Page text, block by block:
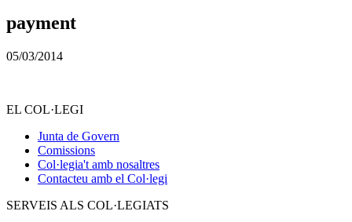
payment
05/03/2014
EL COL·LEGI
Junta de Govern
Comissions
Col·legia't amb nosaltres
Contacteu amb el Col·legi
SERVEIS ALS COL·LEGIATS